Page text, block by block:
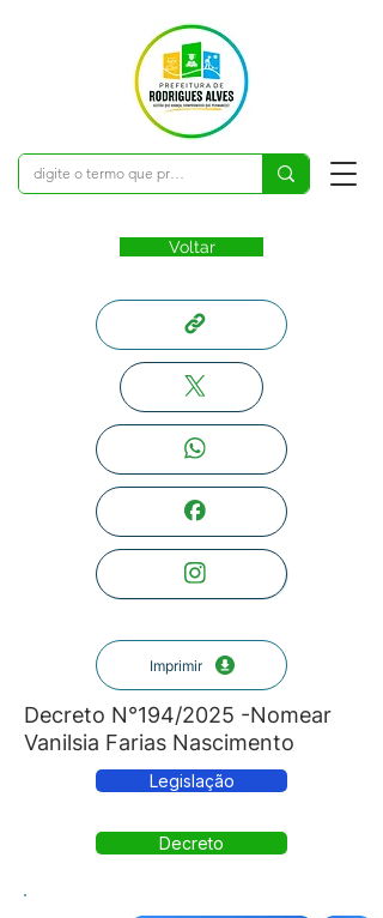
Voltar
Imprimir
Decreto N°194/2025 -Nomear
Vanilsia Farias Nascimento
Legislação
Decreto